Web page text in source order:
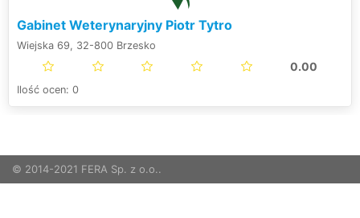
Gabinet Weterynaryjny Piotr Tytro
Wiejska 69, 32-800 Brzesko
0.00
Ilość ocen: 0
© 2014-2021 FERA Sp. z o.o..